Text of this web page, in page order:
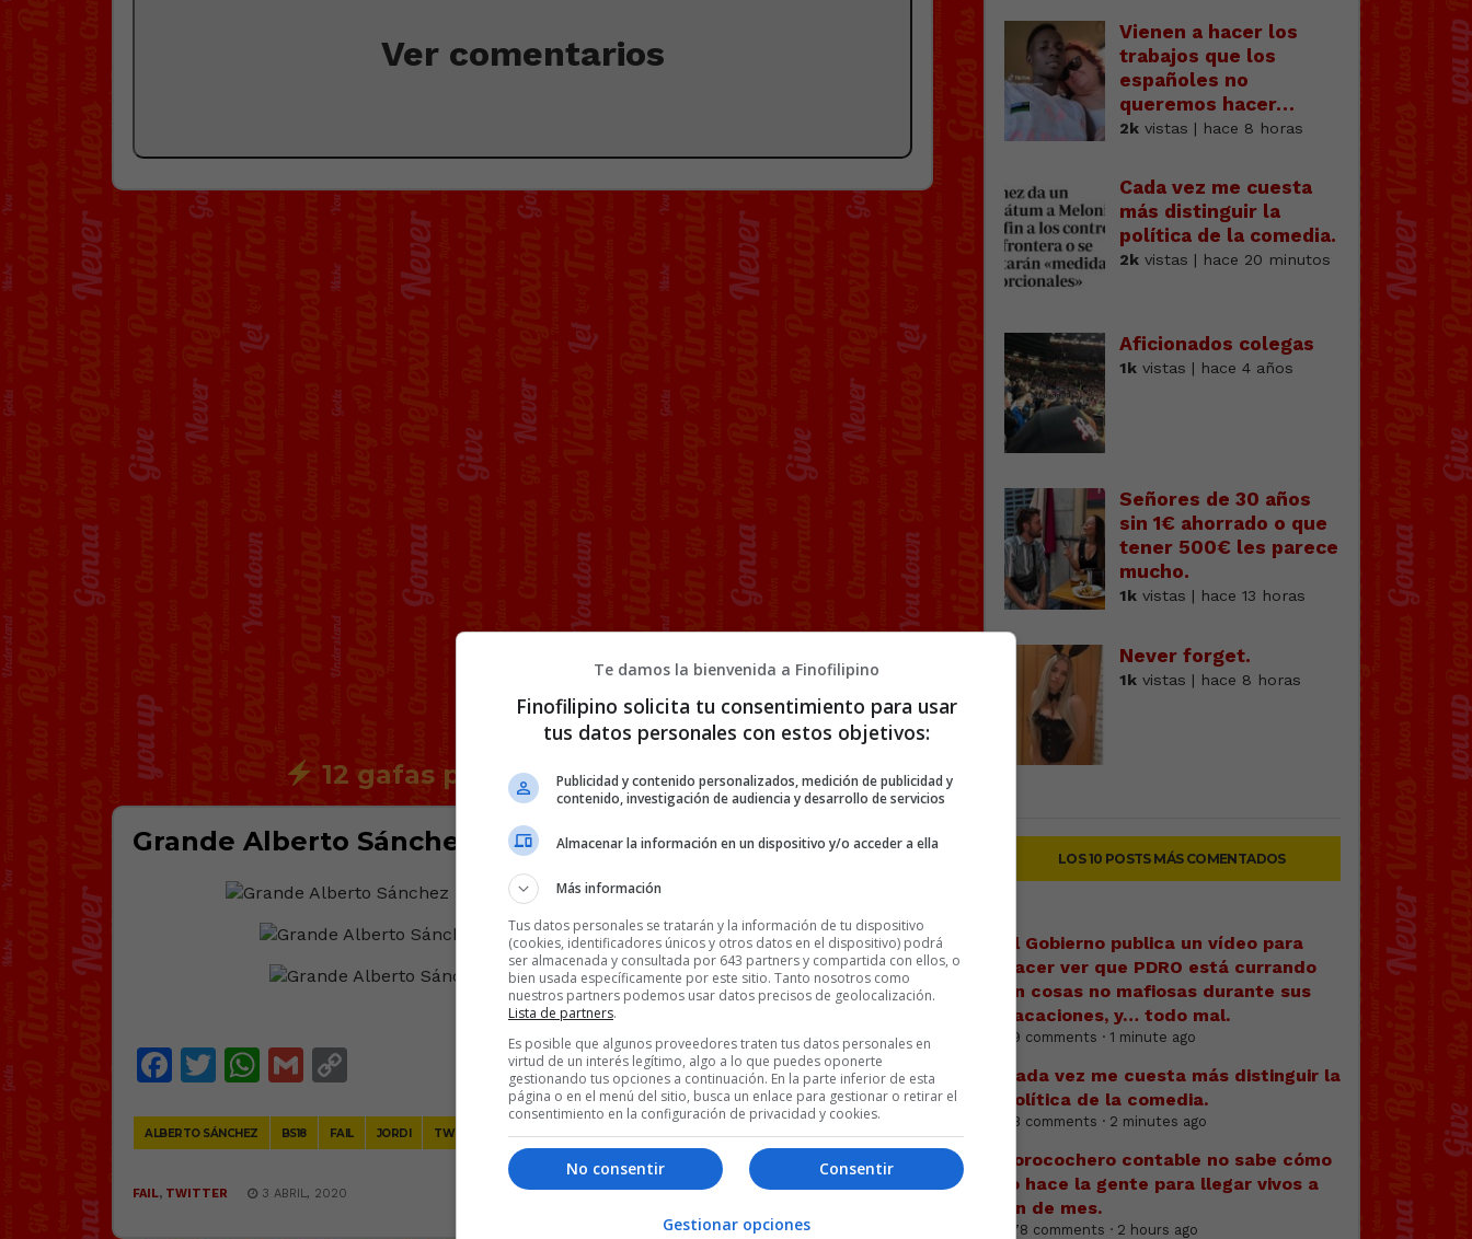
Ver comentarios
12 gafas para eclipse por 15€
Grande Alberto Sánchez
Porteroangela
Facebook
Twitter
WhatsApp
Gmail
ALBERTO SÁNCHEZ BS18 FAIL JORDI TWITTER
98 COMENTARIOS
FAIL, TWITTER 3 ABRIL, 2020
Vienen a hacer los
trabajos que los
españoles no
queremos hacer…
2kvistas | hace 8 horas
Cada vez me cuesta
más distinguir la
política de la comedia.
2kvistas | hace 20 minutos
Aficionados colegas
1kvistas | hace 4 años
Señores de 30 años
sin 1€ ahorrado o que
tener 500€ les parece
mucho.
1kvistas | hace 13 horas
Never forget.
1kvistas | hace 8 horas
LOS 10 POSTS MÁS COMENTADOS
El Gobierno publica un vídeo para
hacer ver que PDRO está currando
en cosas no mafiosas durante sus
vacaciones, y… todo mal.
79 comments · 1 minute ago
Cada vez me cuesta más distinguir la
política de la comedia.
58 comments · 2 minutes ago
Forocochero contable no sabe cómo
lo hace la gente para llegar vivos a
fin de mes.
378 comments · 2 hours ago
Te damos la bienvenida a Finofilipino
Finofilipino solicita tu consentimiento para usar
tus datos personales con estos objetivos:
Publicidad y contenido personalizados, medición de publicidad y
contenido, investigación de audiencia y desarrollo de servicios
Almacenar la información en un dispositivo y/o acceder a ella
Más información
Tus datos personales se tratarán y la información de tu dispositivo
(cookies, identificadores únicos y otros datos en el dispositivo) podrá
ser almacenada y consultada por 643 partners y compartida con ellos, o
bien usada específicamente por este sitio. Tanto nosotros como
nuestros partners podemos usar datos precisos de geolocalización.
Lista de partners.
Es posible que algunos proveedores traten tus datos personales en
virtud de un interés legítimo, algo a lo que puedes oponerte
gestionando tus opciones a continuación. En la parte inferior de esta
página o en el menú del sitio, busca un enlace para gestionar o retirar el
consentimiento en la configuración de privacidad y cookies.
Consentir
No consentir
Gestionar opciones